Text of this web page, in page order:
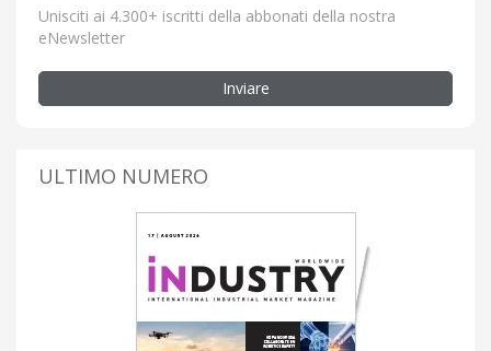
Unisciti ai 4.300+ iscritti della abbonati della nostra
eNewsletter
Inviare
ULTIMO NUMERO